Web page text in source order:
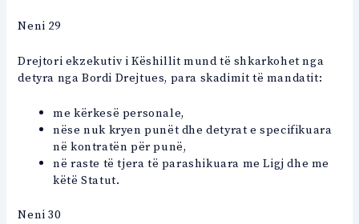
Neni 29
Drejtori ekzekutiv i Këshillit mund të shkarkohet nga
detyra nga Bordi Drejtues, para skadimit të mandatit:
me kërkesë personale,
nëse nuk kryen punët dhe detyrat e specifikuara
në kontratën për punë,
në raste të tjera të parashikuara me Ligj dhe me
këtë Statut.
Neni 30